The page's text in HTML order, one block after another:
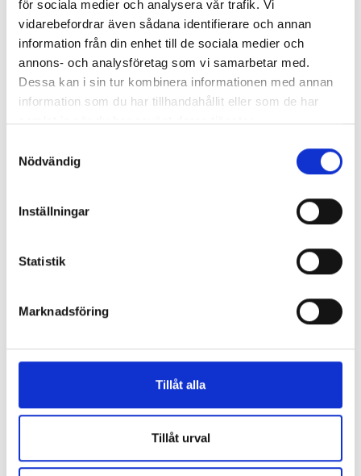
för sociala medier och analysera vår trafik. Vi
vidarebefordrar även sådana identifierare och annan
information från din enhet till de sociala medier och
annons- och analysföretag som vi samarbetar med.
Dessa kan i sin tur kombinera informationen med annan
information som du har tillhandahållit eller som de har
samlat in när du har använt deras tjänster.
Nödvändig
Inställningar
Statistik
Marknadsföring
Tillåt alla
Tillåt urval
Fighter 3 - Aldrig backa
Simon Tingberg
Böcker inom samma kategori